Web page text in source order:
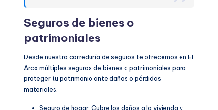
Seguros de bienes o
patrimoniales
Desde nuestra correduría de seguros te ofrecemos en El
Arco múltiples seguros de bienes o patrimoniales para
proteger tu patrimonio ante daños o pérdidas
materiales.
Seguro de hogar: Cubre los daños a la vivienda y